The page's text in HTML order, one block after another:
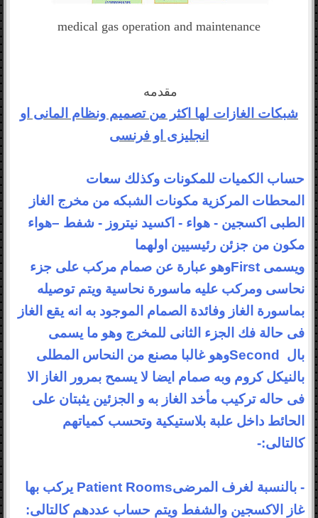
medical gas operation and maintenance
مقدمه
شبكات الغازات لها اكثر من تصميم ونظام المانى او
انجليزى او فرنسى
حساب الكميات للمكونات وكذلك سعات
المحطات المركزية مكونات الشبكه من مخرج الغاز
الطبى اكسجين - هواء - اكسيد نيتروز - شفط –هواء
مكون من جزئن رئيسيين اولهما
ويسمى Firstوهو عبارة عن صمام مركب على جزء
نحاسى ومركب عليه ماسورة نحاسية ويتم توصيله
بماسورة الغاز وفائدة الصمام الموجود به انه يقع الغاز
فى حالة فك الجزء الثانى للمخرج وهو ما يسمى
بال
Secondوهو غالبا مصنع من النحاس المطلى
بالنيكل كروم وبه صمام ايضا لا يسمح بمرور الغاز الا
فى حاله تركيب مأخد الغاز به و الجزئين يثبتان على
الحائط داخل علبة بلاستيكية وتحسب كمياتهم
كالتالى:
-
- بالنسبة لغرف المرضىPatient Rooms يركب بها
غاز الاكسجين والشفط ويتم حساب عددهم كالتالى: